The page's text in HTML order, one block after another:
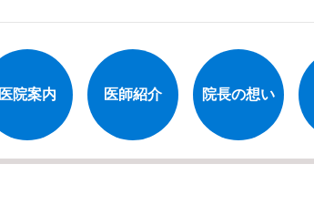
医院案内 医師紹介 院長の想い